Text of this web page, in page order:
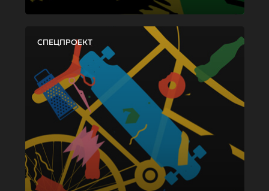
СПЕЦПРОЕКТ